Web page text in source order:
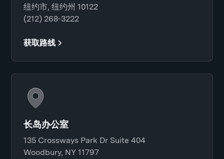
纽约市, 纽约州 10122
(212) 268-3222
获取路线
长岛办公室
135 Crossways Park Dr Suite 404
Woodbury, NY 11797